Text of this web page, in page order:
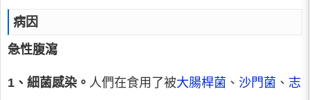
病因
急性腹瀉
1、細菌感染。 人們在食用了被大腸桿菌 、 沙門菌 、 志